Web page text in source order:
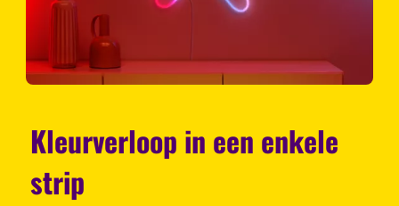
Kleurverloop in een enkele
strip